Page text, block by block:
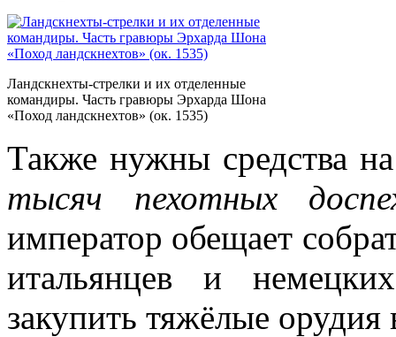
Ландскнехты-стрелки и их отделенные
командиры. Часть гравюры Эрхарда Шона
«Поход ландскнехтов» (ок. 1535)
Также нужны средства
тысяч пехотных
император обещает
итальянцев и
закупить тяжёлые